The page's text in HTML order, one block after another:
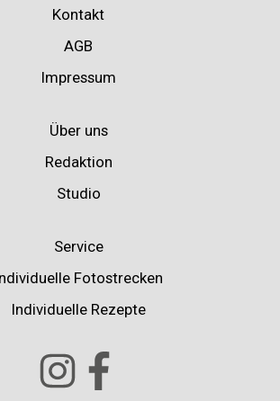
Kontakt
AGB
Impressum
Über uns
Redaktion
Studio
Service
Fotostrecken
Individuelle Rezepte